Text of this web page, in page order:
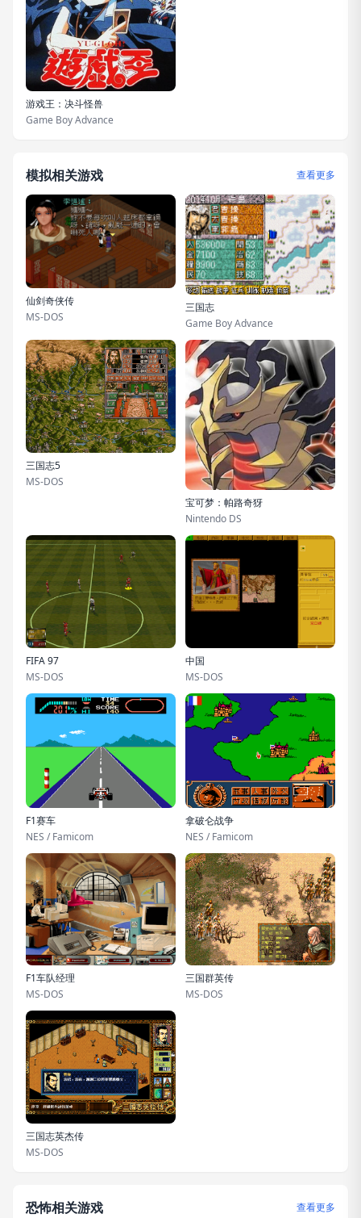
游戏王：决斗怪兽
Game Boy Advance
模拟相关游戏 查看更多
仙剑奇侠传
MS-DOS
三国志
Game Boy Advance
三国志5
MS-DOS
宝可梦：帕路奇犽
Nintendo DS
FIFA 97
MS-DOS
中国
MS-DOS
F1赛车
NES / Famicom
拿破仑战争
NES / Famicom
F1车队经理
MS-DOS
三国群英传
MS-DOS
三国志英杰传
MS-DOS
恐怖相关游戏 查看更多